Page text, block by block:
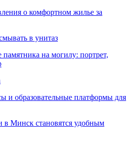
о комфортном жилье за
в унитаз
на могилу: портрет,
и образовательные платформы для
в Минск становятся удобным